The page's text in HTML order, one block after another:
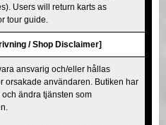
Users will return karts as
tour guide.
/ Shop Disclaimer]
ansvarig och/eller hållas
orsakade användaren. Butiken har
och ändra tjänsten som